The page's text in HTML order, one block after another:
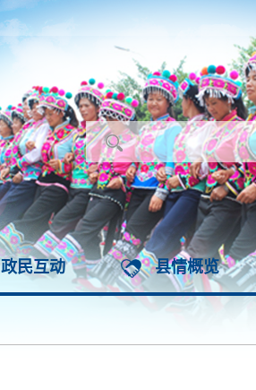
政民互动 县情概览